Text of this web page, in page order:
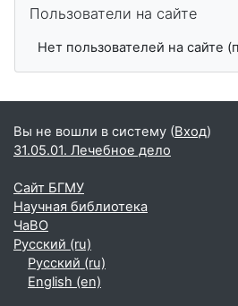
Пользователи на сайте
Нет пользователей на сайте
Вы не вошли в систему (Вход)
31.05.01. Лечебное дело
Сайт БГМУ
Научная библиотека
ЧаВО
Русский ‎(ru)‎
Русский ‎(ru)‎
English ‎(en)‎